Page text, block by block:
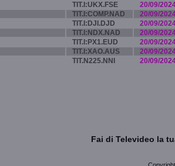
TIT.I:UKX.FSE
20/09/
TIT.I:COMP.NAD
20/09/
TIT.I:DJI.DJD
20/09/
TIT.I:NDX.NAD
20/09/
TIT.I:PX1.EUD
20/09/
TIT.I:XAO.AUS
20/09/
TIT.N225.NNI 20/09/
Fai di Televideo la